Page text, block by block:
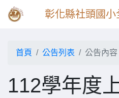
彰化縣社頭國小
首頁 公告列表 公告內容
112學年度